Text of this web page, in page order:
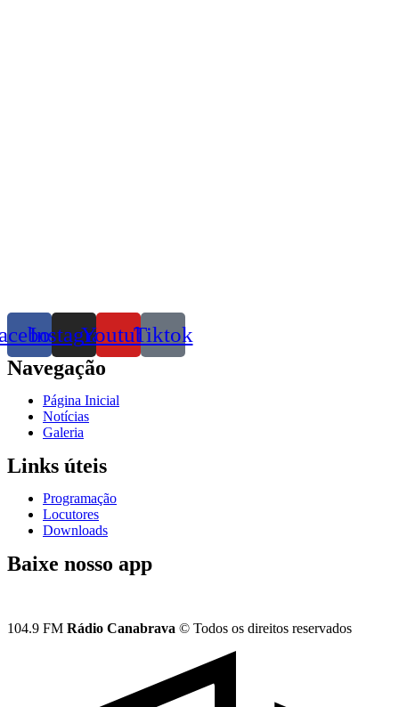
InstagramYoutubeTiktok
Navegação
Página Inicial
Notícias
Galeria
Links úteis
Programação
Locutores
Downloads
Baixe nosso app
104.9 FM Rádio Canabrava © Todos os direitos reservados